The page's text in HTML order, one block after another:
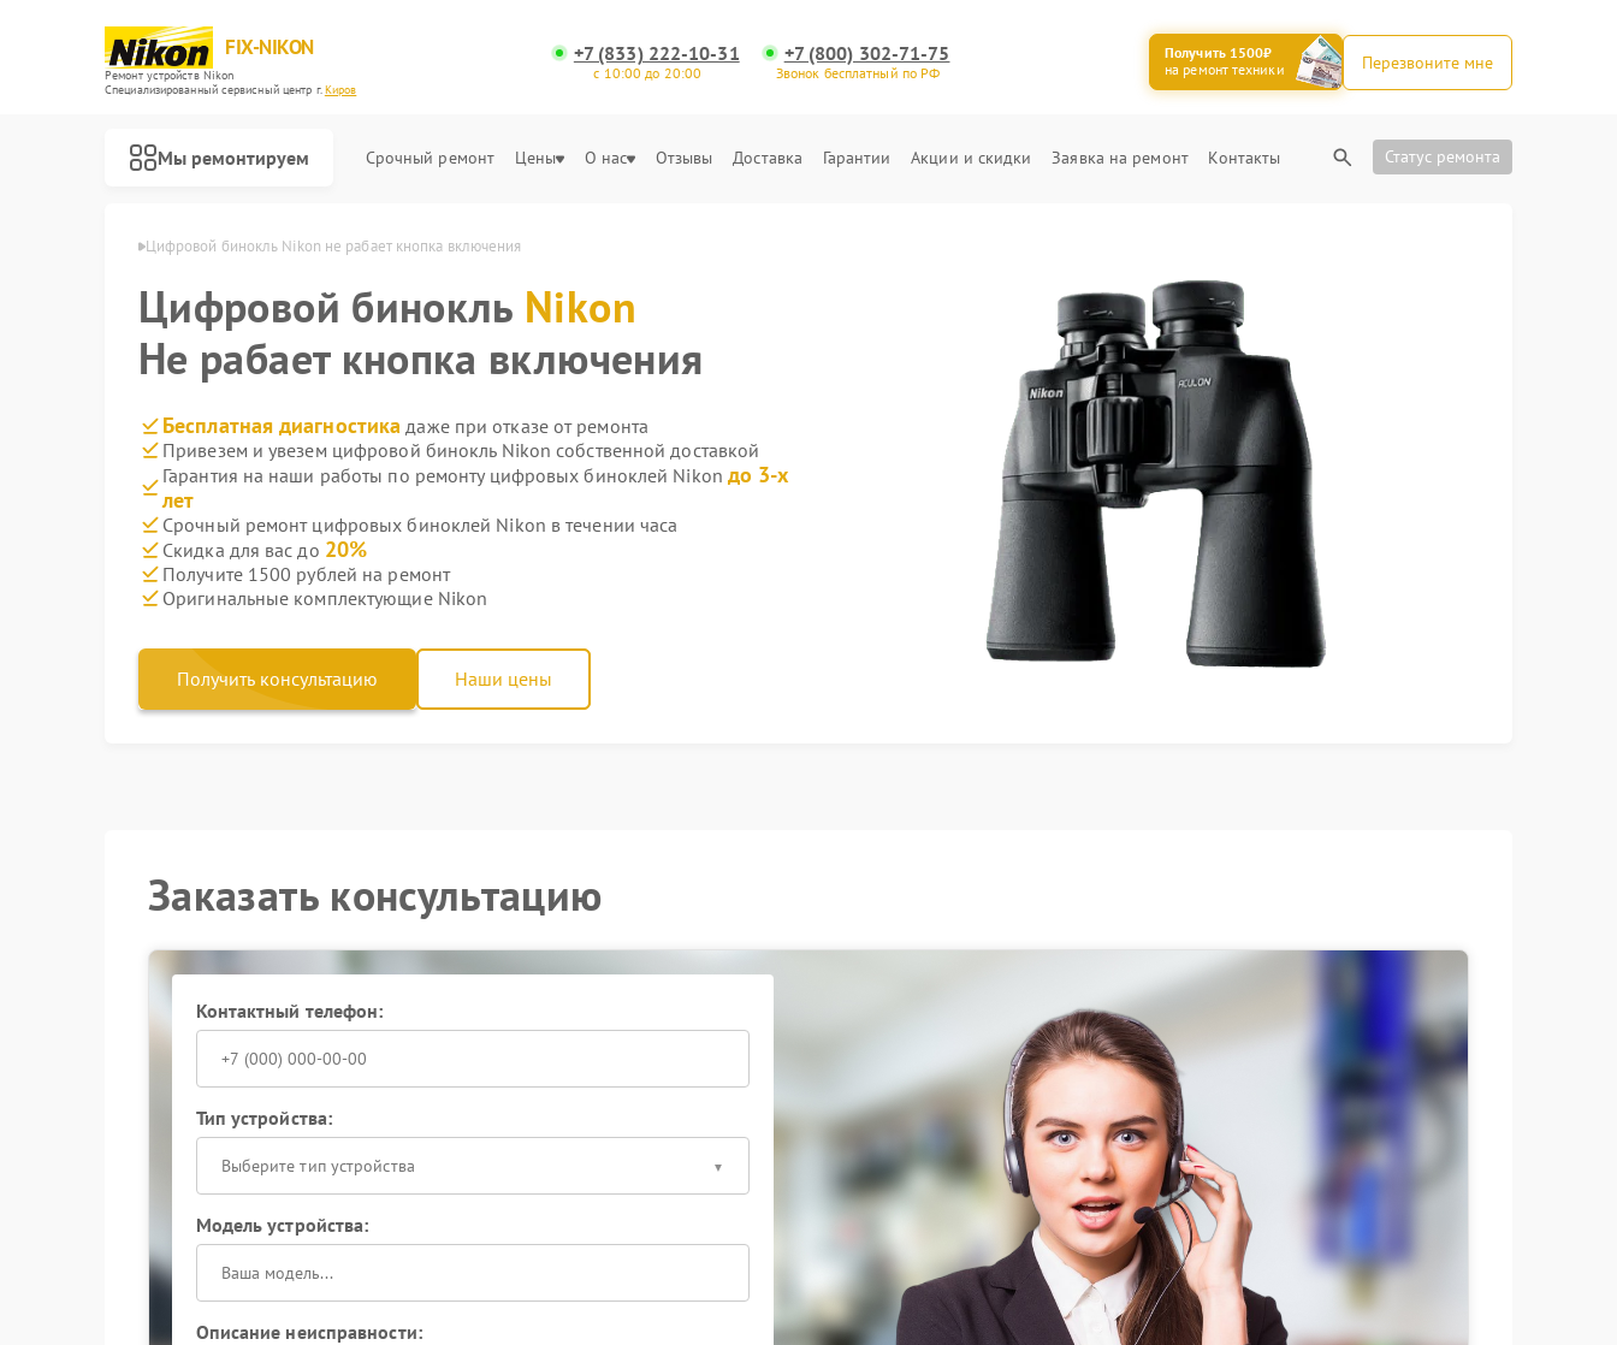
FIX-NIKON
Ремонт устройств Nikon
Специализированный cервисный центр г.Киров
+7 (833) 222-10-31
с 10:00 до 20:00
+7 (800) 302-71-75
Звонок бесплатный по РФ
Получить 1500₽
на ремонт техники
Перезвоните мне
Мы ремонтируем Срочный ремонт Цены О нас Отзывы Доставка Гарантии Акции и скидки Заявка на ремонт Контакты Статус ремонта
Цифровой бинокль Nikon не рабает кнопка включения
Цифровой бинокль Nikon
Не рабает кнопка включения
Бесплатная диагностика даже при отказе от ремонта
Привезем и увезем цифровой бинокль Nikon собственной доставкой
Гарантия на наши работы по ремонту цифровых биноклей Nikon до 3-х
лет
Срочный ремонт цифровых биноклей Nikon в течении часа
Скидка для вас до 20%
Получите 1500 рублей на ремонт
Оригинальные комплектующие Nikon
Получить консультацию Наши цены
Заказать консультацию
Контактный телефон:
Тип устройства:
Выберите тип устройства
Модель устройства:
Описание неисправности: